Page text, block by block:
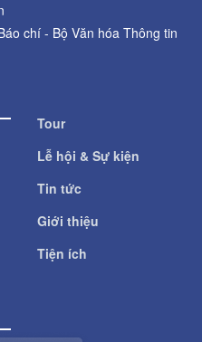
chí - Bộ Văn hóa Thông tin
Tour
Lễ hội & Sự kiện
Tin tức
Giới thiệu
Tiện ích